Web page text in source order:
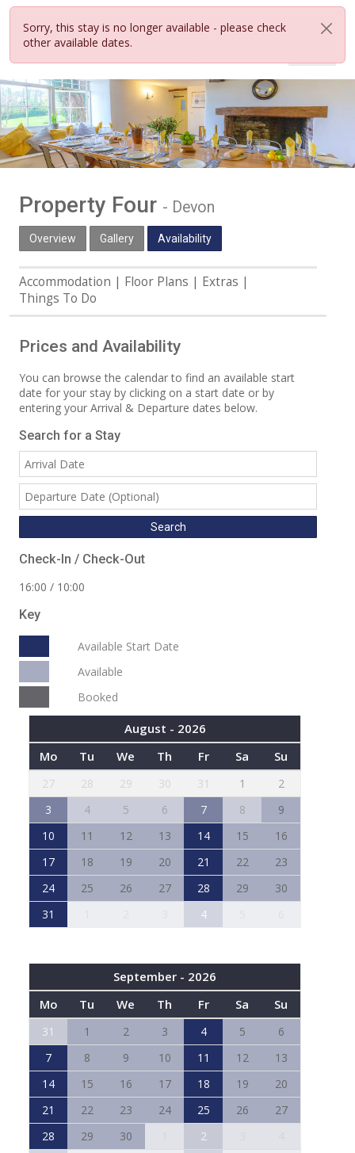
Sorry, this stay is no longer available - please check
other available dates.
Property Four - Devon
Overview Gallery Availability
Accommodation Floor Plans
Extras
Things To Do
Prices and Availability
You can browse the calendar to find an available start
date for your stay by clicking on a start date or by
entering your Arrival & Departure dates below.
Search for a Stay
Check-In / Check-Out
16:00 / 10:00
Key
Available Start Date
Available
Booked
August - 2026
Mo
Tu We Th Fr Sa Su
27 28 29 30 31 1
2
3
4 5 6 7 8
9
10
11 12 13 14 15
16
17
18 19 20 21 22
23
24
25 26 27 28 29
30
31
4
September - 2026
Mo
Tu We Th Fr Sa Su
31 1 2 3 4 5
6
7
8 9 10 11 12
13
14
15 16 17 18 19
20
21
22 23 24 25 26
27
28
29 30 2